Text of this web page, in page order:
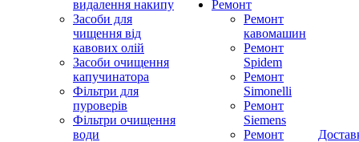
видалення накипу
Засоби для
чищення від
кавових олій
Засоби очищення
капучинатора
Фільтри для
пуроверів
Фільтри очищення
води
Ремонт
Ремонт
кавомашин
Ремонт
Spidem
Ремонт
Simonelli
Ремонт
Siemens
Ремонт